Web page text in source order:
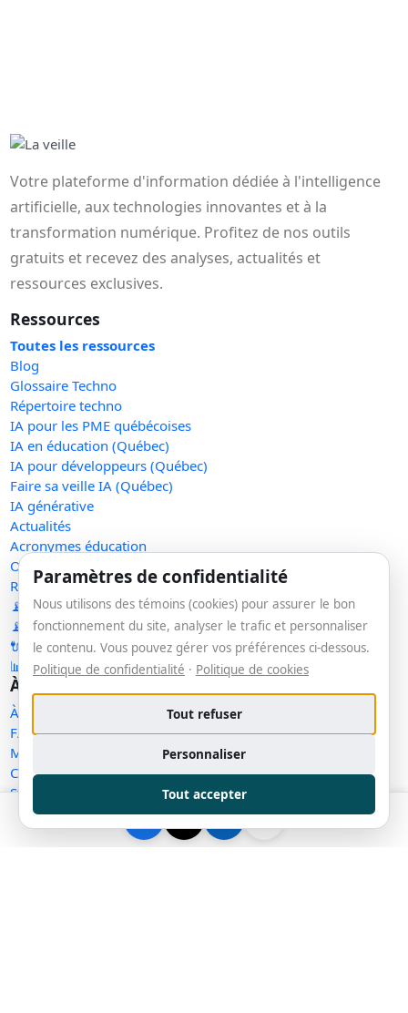
Votre plateforme d'information dédiée à l'intelligence
artificielle, aux technologies innovantes et à la
transformation numérique. Profitez de nos outils
gratuits et recevez des analyses, actualités et
ressources exclusives.
Ressources
Toutes les ressources
Blog
Glossaire Techno
Répertoire techno
IA pour les PME québécoises
IA en éducation (Québec)
IA pour développeurs (Québec)
Faire sa veille IA (Québec)
IA générative
Actualités
Acronymes éducation
Outils gratuits
Raccourcir un lien
📡 RSS — Concentré IA
📡 RSS — Nouveaux outils
🔌 API publique
📊 Statistiques
À propos
À propos
FAQ
Méthodologie
Contact
Statut des services
Confidentialité
Conditions d'utilisation
Paramètres de confidentialité
Nous utilisons des témoins (cookies) pour assurer le bon
fonctionnement du site, analyser le trafic et personnaliser
le contenu. Vous pouvez gérer vos préférences ci-dessous.
Politique de confidentialité · Politique de cookies
Tout refuser
Personnaliser
Tout accepter